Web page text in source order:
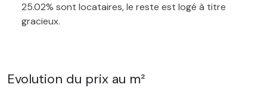
25.02% sont locataires, le reste est logé à titre
gracieux.
Evolution du prix au m²